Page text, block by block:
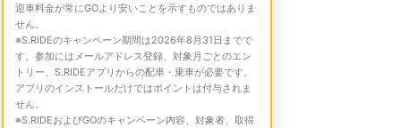
迎車料金が常にGOより安いことを示すものではありま
せん。
※S.RIDEのキャンペーン期間は2026年8月31日までで
す。参加にはメールアドレス登録、対象月ごとのエン
トリー、S.RIDEアプリからの配車・乗車が必要です。
アプリのインストールだけではポイントは付与されま
せん。
※S.RIDEおよびGOのキャンペーン内容、対象者、取得